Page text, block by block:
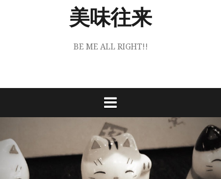
美味往来
BE ME ALL RIGHT!!